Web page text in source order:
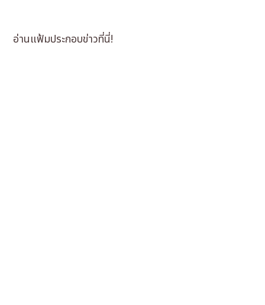
อ่านแฟ้มประกอบข่าวที่นี่!